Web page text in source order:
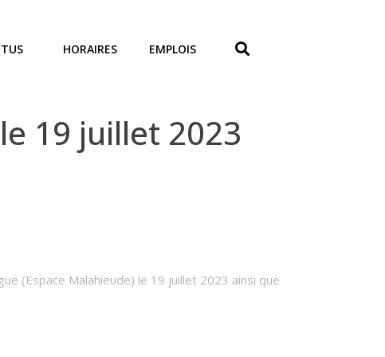
HORAIRES EMPLOIS
19 juillet 2023
(Espace Malahieude) le 19 juillet 2023 ainsi que